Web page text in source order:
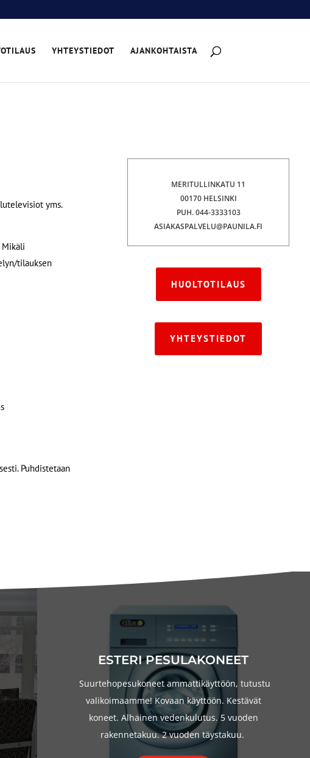
YHTEYSTIEDOT AJANKOHTAISTA
yms.
tilauksen
Puhdistetaan
MERITULLINKATU 11
00170HELSINKI
PUH. 044-3333103
ASIAKASPALVELU@PAUNILA.FI
HUOLTOTILAUS
YHTEYSTIEDOT
ESTERI PESULAKONEET
Suurtehopesukoneet ammattikäyttöön, tutustu
valikoimaamme! Kovaan käyttöön. Kestävät
koneet. Alhainen vedenkulutus. 5 vuoden
rakennetakuu. 2 vuoden täystakuu.